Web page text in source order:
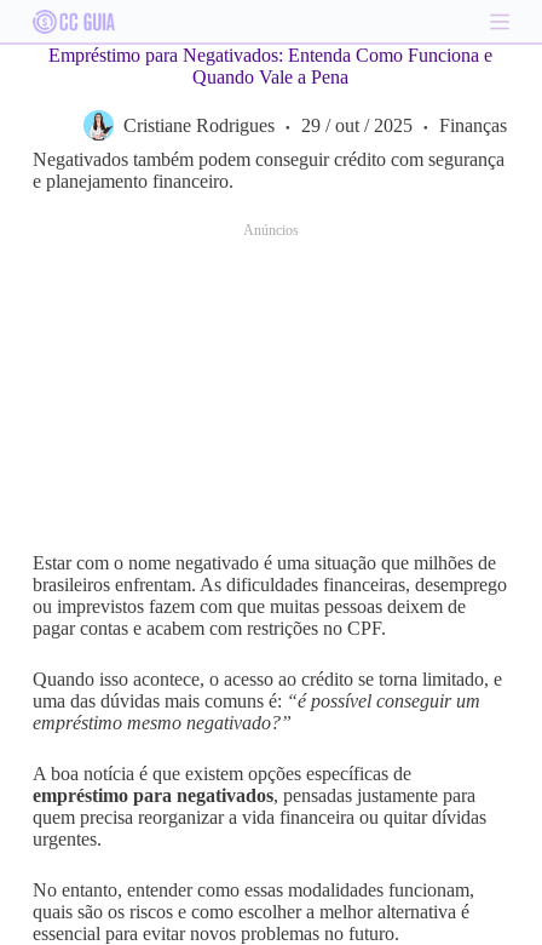
S
k
Empréstimo para Negativados: Entenda Como Funciona e
Quando Vale a Pena
Cristiane Rodrigues 29 / out / 2025
Finanças
Negativados também podem conseguir crédito com segurança
e planejamento financeiro.
Anúncios
Estar com o nome negativado é uma situação que milhões de
brasileiros enfrentam. As dificuldades financeiras, desemprego
ou imprevistos fazem com que muitas pessoas deixem de
pagar contas e acabem com restrições no CPF.
Quando isso acontece, o acesso ao crédito se torna limitado, e
uma das dúvidas mais comuns é: “é possível conseguir um
empréstimo mesmo negativado?”
A boa notícia é que existem opções específicas de
empréstimo para negativados, pensadas justamente para
quem precisa reorganizar a vida financeira ou quitar dívidas
urgentes.
No entanto, entender como essas modalidades funcionam,
quais são os riscos e como escolher a melhor alternativa é
essencial para evitar novos problemas no futuro.